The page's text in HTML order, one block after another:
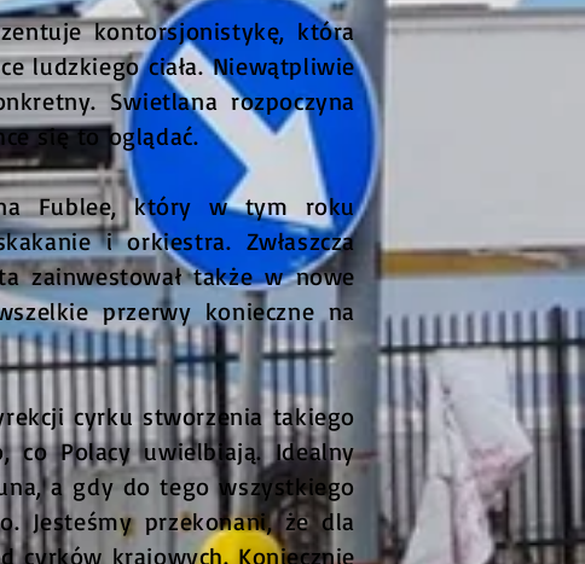
kontorsjonistykę, która
ludzkiego ciała. Niewątpliwie
Swietlana rozpoczyna
się to oglądać.
Fublee, który w tym roku
i orkiestra. Zwłaszcza
zainwestował także w nowe
przerwy konieczne na
cyrku stworzenia takiego
Polacy uwielbiają. Idealny
a gdy do tego wszystkiego
Jesteśmy przekonani, że dla
cyrków krajowych. Koniecznie